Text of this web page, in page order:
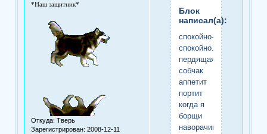
*Наш защитник*
Откуда: Тверь
Зарегистрирован: 2008-12-11
Блок
написал(а):
спокойно-
спокойно.мне
пердящая
собчак
аппетит
портит
когда я
борщи
наворачиваю